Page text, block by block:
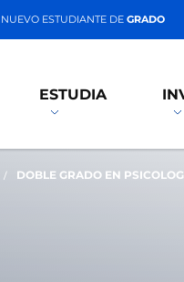
NUEVO ESTUDIANTE DEGRADO
ESTUDIA
DOBLE GRADO EN